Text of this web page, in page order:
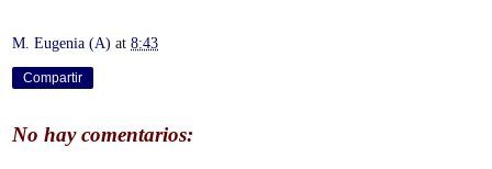
M. Eugenia (A) at 8:43
Compartir
No hay comentarios: